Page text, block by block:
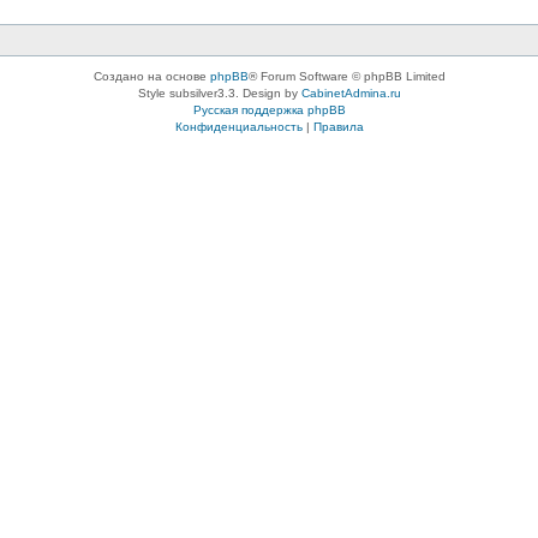
Создано на основе phpBB® Forum Software © phpBB Limited
Style subsilver3.3. Design by CabinetAdmina.ru
Русская поддержка phpBB
Конфиденциальность| Правила